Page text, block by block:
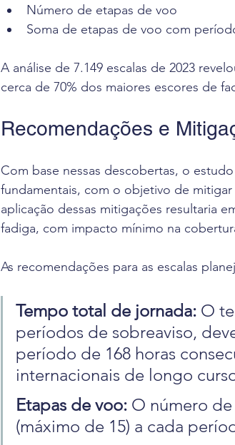
Número de etapas de voo
Soma de etapas de voo com
A análise de 7.149 escalas de 2023
cerca de 70% dos maiores escores de
Recomendações e
Com base nessas descobertas, o
fundamentais, com o objetivo de
aplicação dessas mitigações resultaria
fadiga, com impacto mínimo na
As recomendações para as escalas
Tempo total de jornada: O
períodos de sobreaviso,
período de 168 horas
internacionais de longo
Etapas de voo: O número
(máximo de 15) a cada